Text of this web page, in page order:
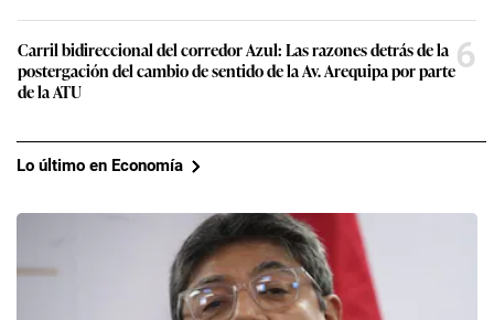
Carril bidireccional del corredor Azul: Las razones detrás de la
postergación del cambio de sentido de la Av. Arequipa por parte
de la ATU
6
Lo último en Economía